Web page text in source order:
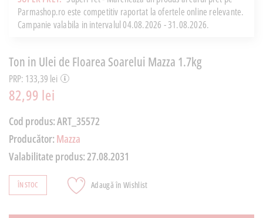
Parmashop.ro este competitiv raportat la ofertele online relevante.
Campanie valabila in intervalul 04.08.2026 - 31.08.2026.
Ton in Ulei de Floarea Soarelui Mazza 1.7kg
PRP: 133,39 lei
82,99 lei
Cod produs:ART_35572
Producător: Mazza
Valabilitate produs:27.08.2031
ÎN STOC Adaugă în Wishlist